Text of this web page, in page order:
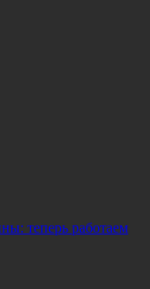
теперь работаем